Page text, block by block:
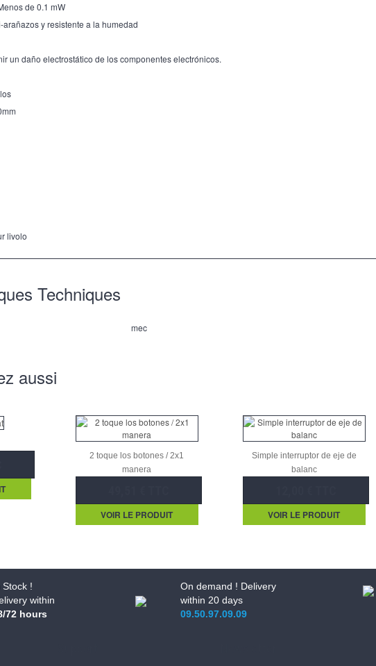
de 0.1 mW
arañazos y resistente a la humedad
un daño electrostático de los componentes electrónicos.
Techniques
mec
aussi
2 toque los botones / 2x1
manera
VOIR LE PRODUIT
Simple interruptor de eje de
balanc
VOIR LE PRODUIT
Stock !
within
72 hours
On demand ! Delivery
within 20 days
09.50.97.09.09